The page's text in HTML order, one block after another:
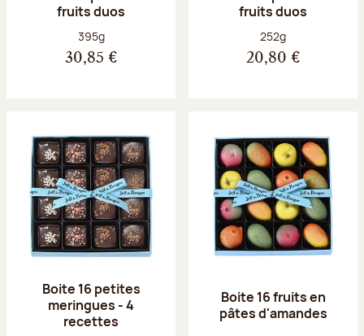
fruits duos
Poids net :
395g
30,85 €
fruits duos
Poids net :
252g
20,80 €
Boite 16 petites
meringues - 4
recettes
Boite 16 fruits en
pâtes d'amandes